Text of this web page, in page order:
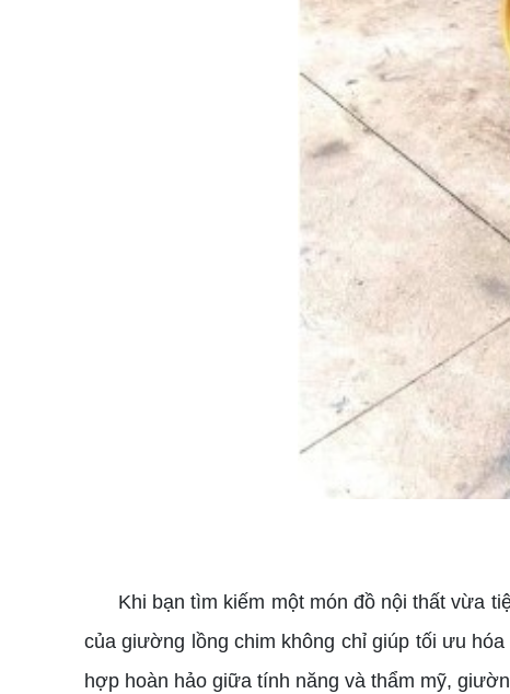
Khi bạn tìm kiếm một món đồ nội thất vừa
của giường lồng chim không chỉ giúp tối ưu
hợp hoàn hảo giữa tính năng và thẩm mỹ,